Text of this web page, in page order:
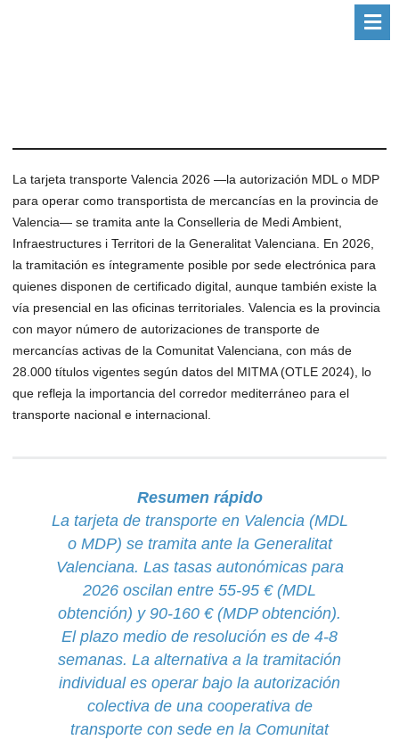
La tarjeta transporte Valencia 2026 —la autorización MDL o MDP
para operar como transportista de mercancías en la provincia de
Valencia— se tramita ante la Conselleria de Medi Ambient,
Infraestructures i Territori de la Generalitat Valenciana. En 2026,
la tramitación es íntegramente posible por sede electrónica para
quienes disponen de certificado digital, aunque también existe la
vía presencial en las oficinas territoriales. Valencia es la provincia
con mayor número de autorizaciones de transporte de
mercancías activas de la Comunitat Valenciana, con más de
28.000 títulos vigentes según datos del MITMA (OTLE 2024), lo
que refleja la importancia del corredor mediterráneo para el
transporte nacional e internacional.
Resumen rápido
La tarjeta de transporte en Valencia (MDL
o MDP) se tramita ante la Generalitat
Valenciana. Las tasas autonómicas para
2026 oscilan entre 55-95 € (MDL
obtención) y 90-160 € (MDP obtención).
El plazo medio de resolución es de 4-8
semanas. La alternativa a la tramitación
individual es operar bajo la autorización
colectiva de una cooperativa de
transporte con sede en la Comunitat